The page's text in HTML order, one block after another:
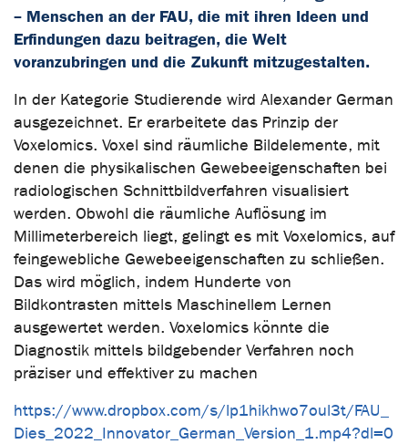
– Menschen an der FAU, die mit ihren Ideen und
Erfindungen dazu beitragen, die Welt
voranzubringen und die Zukunft mitzugestalten.
In der Kategorie Studierende wird Alexander German
ausgezeichnet. Er erarbeitete das Prinzip der
Voxelomics. Voxel sind räumliche Bildelemente, mit
denen die physikalischen Gewebeeigenschaften bei
radiologischen Schnittbildverfahren visualisiert
werden. Obwohl die räumliche Auflösung im
Millimeterbereich liegt, gelingt es mit Voxelomics, auf
feingewebliche Gewebeeigenschaften zu schließen.
Das wird möglich, indem Hunderte von
Bildkontrasten mittels Maschinellem Lernen
ausgewertet werden. Voxelomics könnte die
Diagnostik mittels bildgebender Verfahren noch
präziser und effektiver zu machen
https://www.dropbox.com/s/lp1hikhwo7oul3t/FAU_
Dies_2022_Innovator_German_Version_1.mp4?dl=0